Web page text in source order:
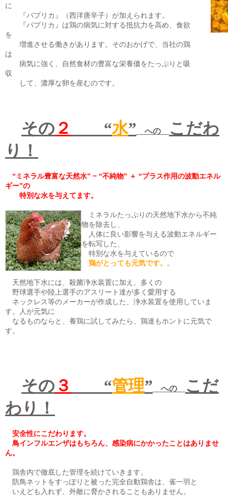
に
『パプリカ』（西洋唐辛子）が加えられます。
『パプリカ』は鶏の病気に対する抵抗力を高め、食欲
を
増進させる働きがあります。そのおかげで、当社の鶏
は
病気に強く、自然食材の豊富な栄養価をたっぷりと吸
収
して、濃厚な卵を産むのです。
その ２ “水” への
こだわ
り！
“ミネラル豊富な天然水” − “不純物” ＋ “プラス作用の波動エネル
ギー”の
特別な水を与えてます。
ミネラルたっぷりの天然地下水から不純
物を除去し、
人体に良い影響を与える波動エネルギー
を転写した、
特別な水を与えているので
鶏がとっても元気です。
。
天然地下水には、殺菌浄水装置に加え、多くの
野球選手や陸上選手のアスリート達が多く愛用する
ネックレス等のメーカーが作成した、浄水装置を使用していま
す。人が元気に
なるものならと、養鶏に試してみたら、鶏達もホントに元気で
す。
その ３ “管理” への
こだ
わり！
安全性にこだわります。
鳥インフルエンザはもちろん、感染病にかかったことはありませ
ん。
鶏舎内で徹底した管理を続けていきます。
防鳥ネットをすっぽりと被った完全自動鶏舎は、雀一羽と
いえども入れず、外敵に脅かされることもありません。